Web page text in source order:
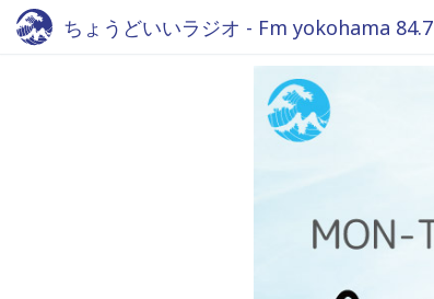
ちょうどいいラジオ - Fm yokohama 84.7